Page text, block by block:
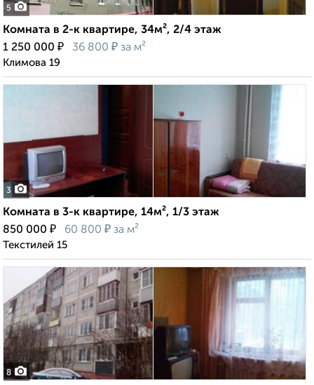
5
Комната в 2-к квартире, 34м², 2/4 этаж
1 250 000 ₽ 36 800 ₽ за м²
Климова 19
3
Комната в 3-к квартире, 14м², 1/3 этаж
850 000 ₽ 60 800 ₽ за м²
Текстилей 15
8